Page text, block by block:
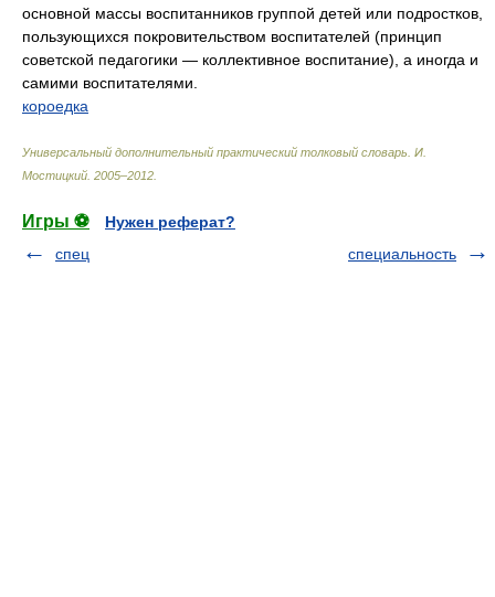
основной массы воспитанников группой детей или подростков,
пользующихся покровительством воспитателей (принцип
советской педагогики — коллективное воспитание), а иногда и
самими воспитателями.
короедка
Универсальный дополнительный практический толковый словарь И.
Мостицкий 2005–2012
Игры ⚽
Нужен реферат?
спец
специальность